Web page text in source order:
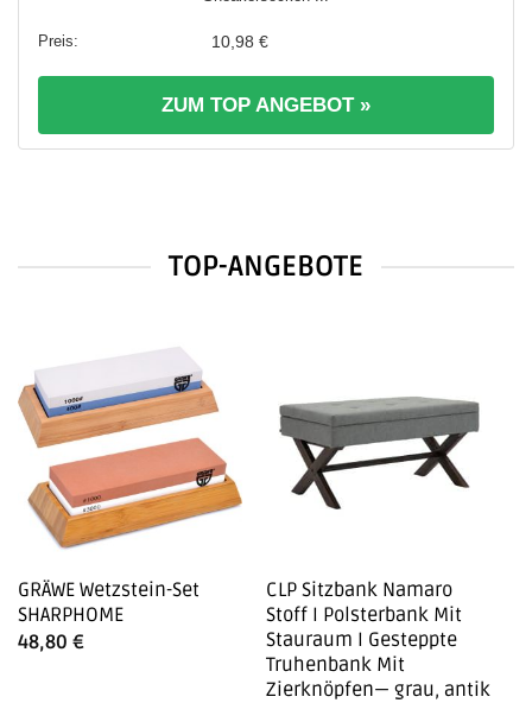
10,98 €
ZUM TOP ANGEBOT »
TOP-ANGEBOTE
GRÄWE Wetzstein-Set
SHARPHOME
48,80 €
CLP Sitzbank Namaro
Stoff I Polsterbank Mit
Stauraum I Gesteppte
Truhenbank Mit
Zierknöpfen— grau, antik